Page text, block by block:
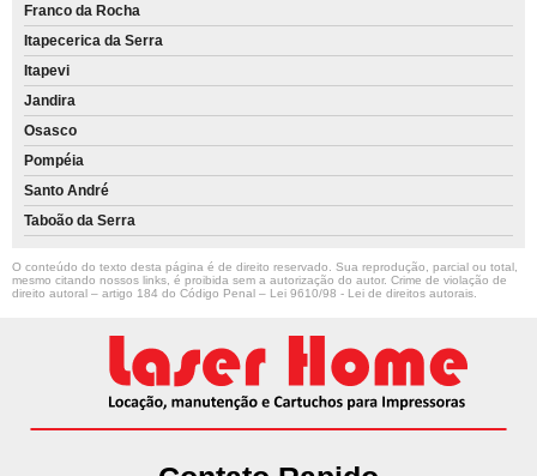
Franco da Rocha
Itapecerica da Serra
Itapevi
Jandira
Osasco
Pompéia
Santo André
Taboão da Serra
O conteúdo do texto desta página é de direito reservado. Sua reprodução, parcial ou total,
mesmo citando nossos links, é proibida sem a autorização do autor. Crime de violação de
direito autoral – artigo 184 do Código Penal – Lei 9610/98 - Lei de direitos autorais